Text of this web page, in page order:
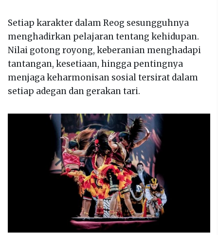
Setiap karakter dalam Reog sesungguhnya
menghadirkan pelajaran tentang kehidupan.
Nilai gotong royong, keberanian menghadapi
tantangan, kesetiaan, hingga pentingnya
menjaga keharmonisan sosial tersirat dalam
setiap adegan dan gerakan tari.